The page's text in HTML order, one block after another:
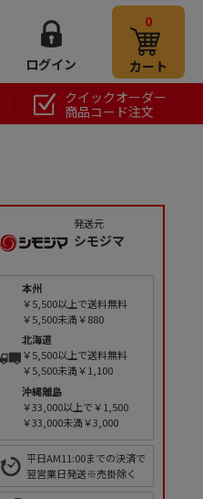
ログイン
0
カート
クイックオーダー
商品コード注文
発送元
シモジマ
本州
￥5,500以上で送料無料
￥5,500未満￥880
北海道
￥5,500以上で送料無料
￥5,500未満￥1,100
沖縄離島
￥33,000以上で￥1,500
￥33,000未満￥3,000
平日AM11:00までの決済で
翌営業日発送※売掛除く